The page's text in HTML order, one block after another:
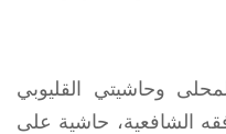
وحاشيتي القليوبي
الشافعية، حاشية على